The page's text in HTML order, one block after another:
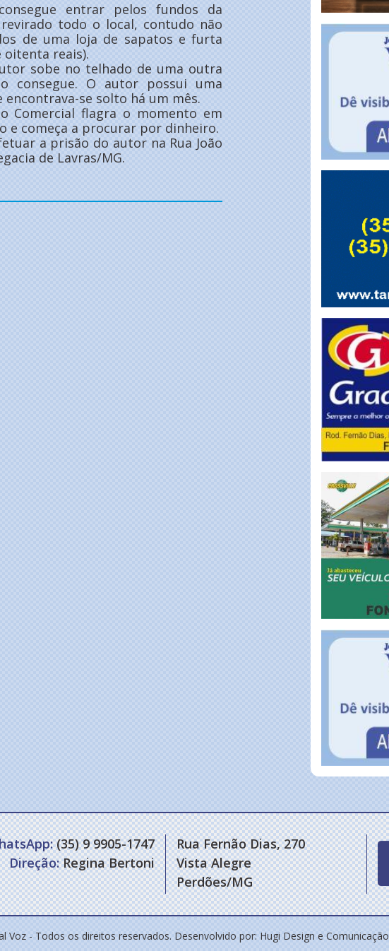
entrar pelos fundos da
todo o local, contudo não
de uma loja de sapatos e furta
oitenta reais).
sobe no telhado de uma outra
consegue. O autor possui uma
se solto há um mês.
Comercial flagra o momento em
e começa a procurar por dinheiro.
a prisão do autor na Rua João
de Lavras/MG.
(35) 9 9905-1747
Direção:Regina Bertoni
Rua Fernão Dias, 270
Vista Alegre
Perdões/MG
Voz - Todos os direitos reservados. Desenvolvido por: Hugi Design e Comunicação